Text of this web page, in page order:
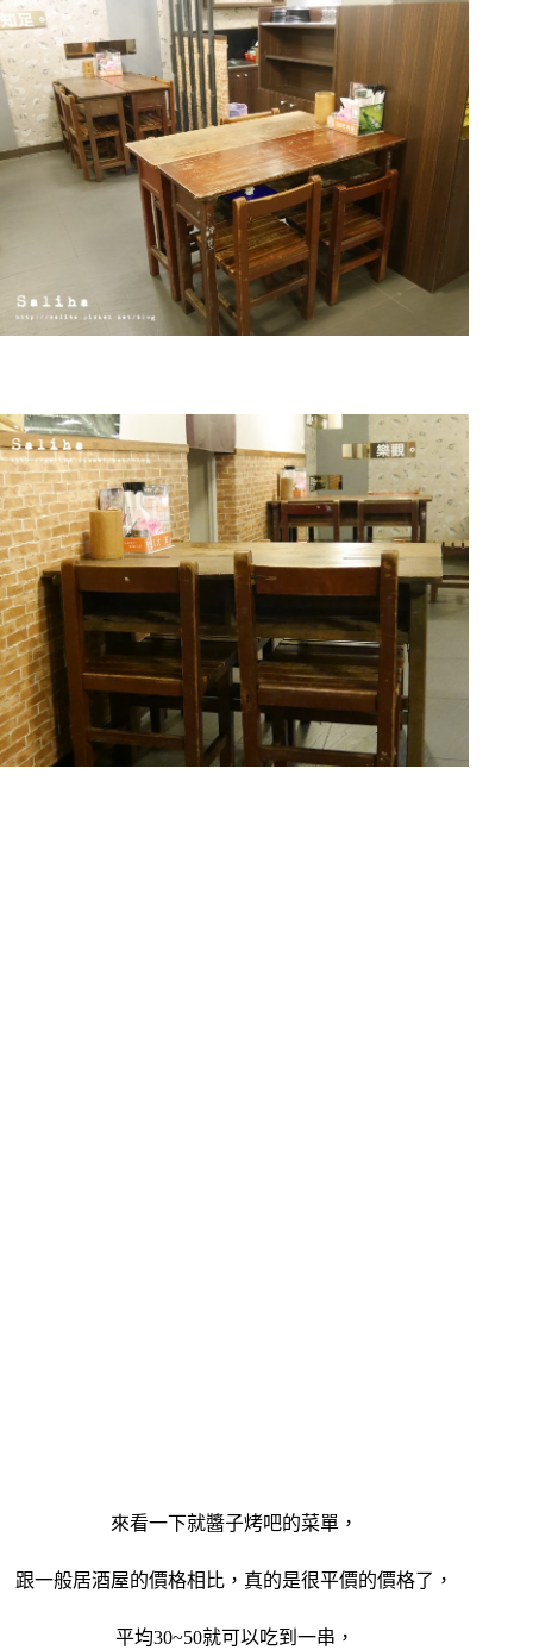
來看一下就醬子烤吧的菜單，
跟一般居酒屋的價格相比，真的是很平價的價格了，
平均30~50就可以吃到一串，